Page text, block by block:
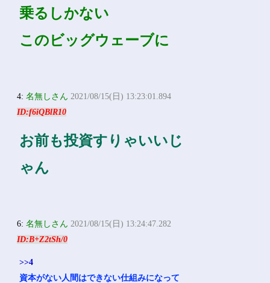
乗るしかない
このビッグウェーブに
4:名無しさん 2021/08/15(日) 13:23:01.894
ID:f6iQBlR10
お前も投資すりゃいいじ
ゃん
6:名無しさん 2021/08/15(日) 13:24:47.282
ID:B+Z2tSh/0
>>4
資本がない人間はできない仕組みになって